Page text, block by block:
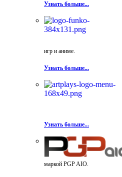
Узнать больше...
игр и аниме.
Узнать больше...
Узнать больше...
маркой PGP AIO.